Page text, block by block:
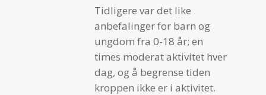
Tidligere var det like
anbefalinger for barn og
ungdom fra 0-18 år; en
times moderat aktivitet hver
dag, og å begrense tiden
kroppen ikke er i aktivitet.